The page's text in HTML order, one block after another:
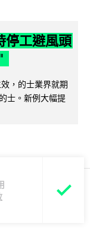
停工避風頭
，的士業界就期
士。新例大幅提